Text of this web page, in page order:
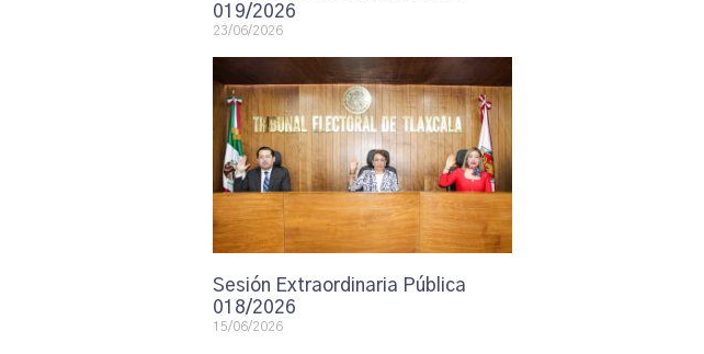
019/2026
23/06/2026
Sesión Extraordinaria Pública
018/2026
15/06/2026